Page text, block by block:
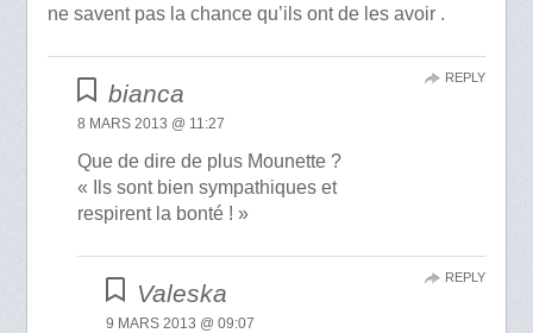
ne savent pas la chance qu’ils ont de les avoir .
bianca
8 MARS 2013 @ 11:27
Que de dire de plus Mounette ?
« Ils sont bien sympathiques et
respirent la bonté ! »
REPLY
Valeska
9 MARS 2013 @ 09:07
REPLY